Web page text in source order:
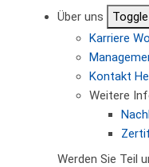
Über uns
Karriere
Kontakt
Weitere
Werden Sie Teil